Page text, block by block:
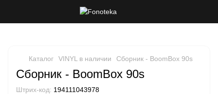
Каталог VINYL в наличии Сборник - BoomBox 90s
Сборник - BoomBox 90s
Штрих-код: 194111043978